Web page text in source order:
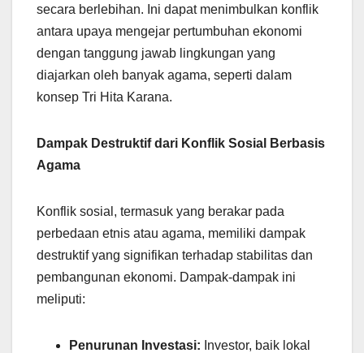
secara berlebihan. Ini dapat menimbulkan konflik
antara upaya mengejar pertumbuhan ekonomi
dengan tanggung jawab lingkungan yang
diajarkan oleh banyak agama, seperti dalam
konsep Tri Hita Karana.
Dampak Destruktif dari Konflik Sosial Berbasis
Agama
Konflik sosial, termasuk yang berakar pada
perbedaan etnis atau agama, memiliki dampak
destruktif yang signifikan terhadap stabilitas dan
pembangunan ekonomi. Dampak-dampak ini
meliputi:
Penurunan Investasi: Investor, baik lokal